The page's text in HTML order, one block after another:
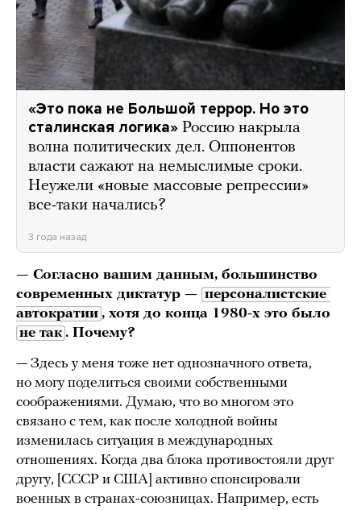
«Это пока не Большой террор. Но это
сталинская логика» Россию накрыла
волна политических дел. Оппонентов
власти сажают на немыслимые сроки.
Неужели «новые массовые репрессии»
все-таки начались?
3 года назад
— Согласно вашим данным, большинство
современных диктатур — персоналистские
автократии , хотя до конца 1980-х это было
не так . Почему?
— Здесь у меня тоже нет однозначного ответа,
но могу поделиться своими собственными
соображениями. Думаю, что во многом это
связано с тем, как после холодной войны
изменилась ситуация в международных
отношениях. Когда два блока противостояли друг
другу, [СССР и США] активно спонсировали
военных в странах-союзницах. Например, есть